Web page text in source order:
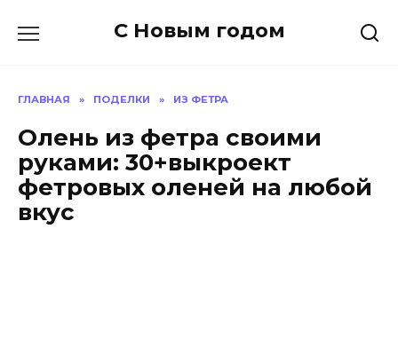
С Новым годом
ГЛАВНАЯ » ПОДЕЛКИ » ИЗ ФЕТРА
Олень из фетра своими
руками: 30+выкроект
фетровых оленей на любой
вкус